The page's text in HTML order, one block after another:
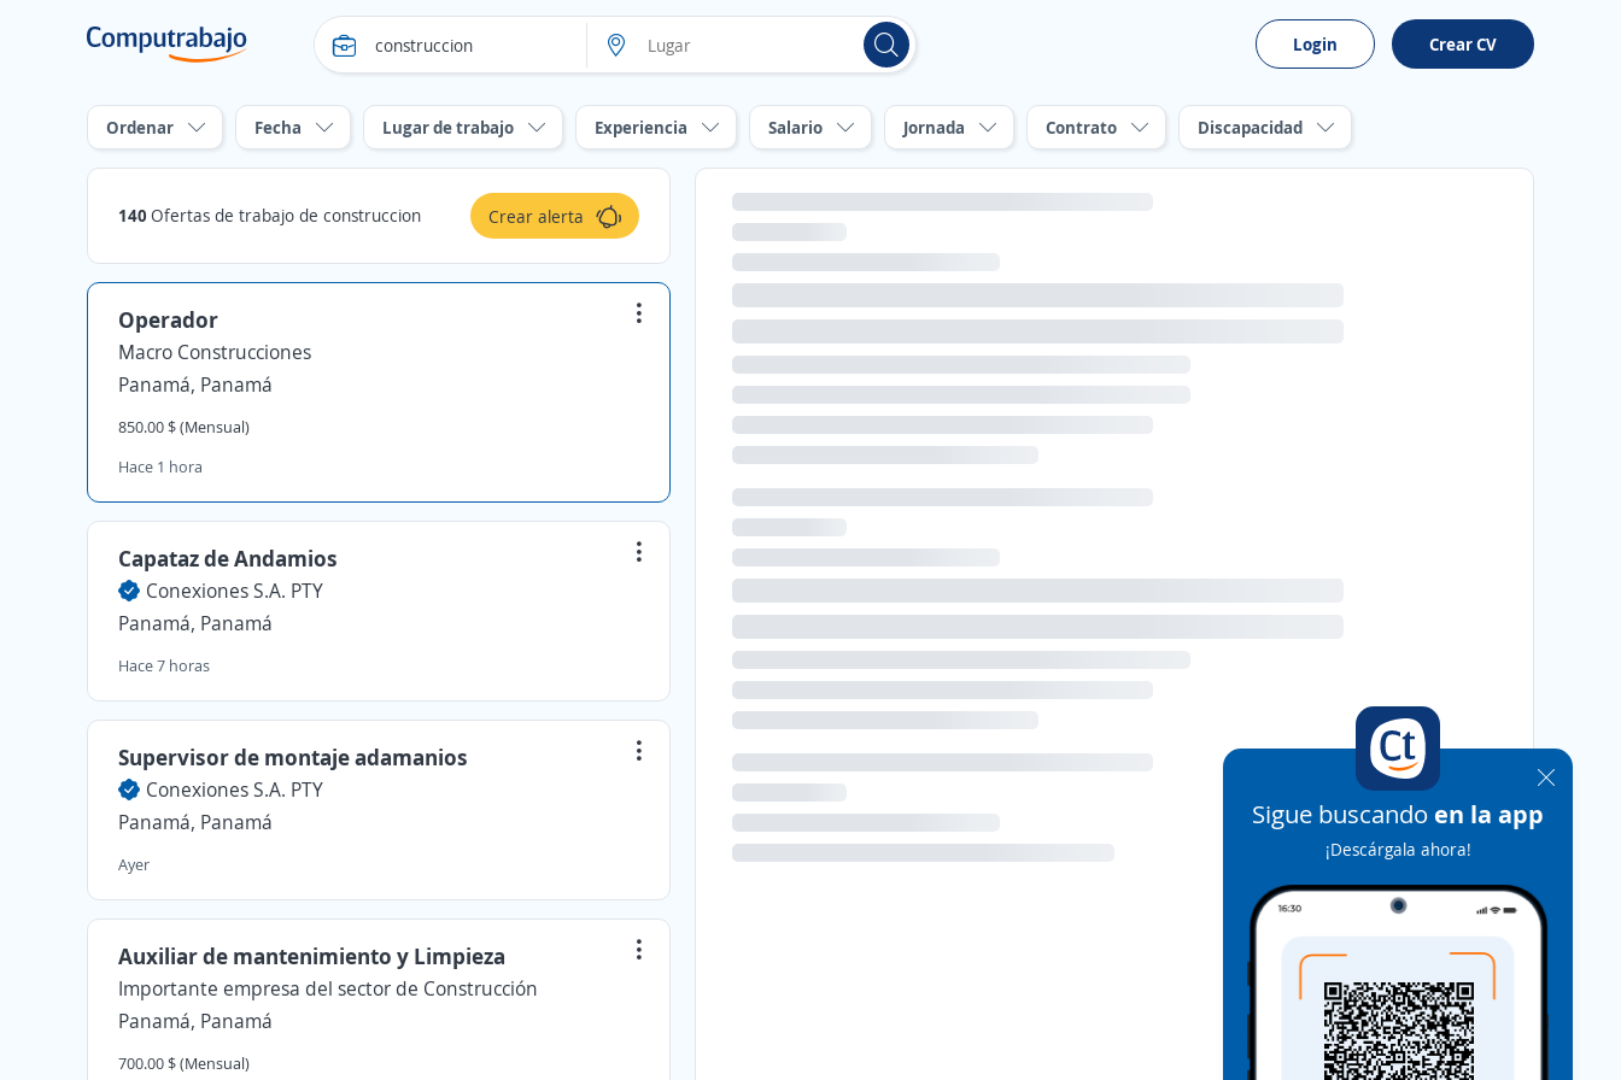
Login Crear CV
Ordenar Fecha Lugar de trabajo Experiencia Salario Jornada Contrato Discapacidad
140 Ofertas de trabajo de construccion Crear alerta
Operador
Macro Construcciones
Panamá, Panamá
850.00 $ (Mensual)
Hace 1 hora
Capataz de Andamios
Conexiones S.A. PTY
Panamá, Panamá
Hace 7 horas
Supervisor de montaje adamanios
Conexiones S.A. PTY
Panamá, Panamá
Ayer
Auxiliar de mantenimiento y Limpieza
Importante empresa del sector de Construcción
Panamá, Panamá
700.00 $ (Mensual)
Sigue buscando en la app
¡Descárgala ahora!